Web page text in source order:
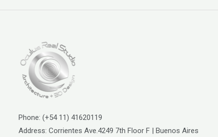
Phone: (+54 11) 41620119
Address: Corrientes Ave.4249 7th Floor F | Buenos Aires